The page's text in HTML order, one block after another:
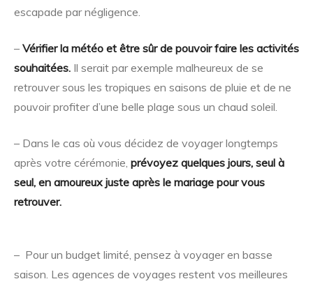
escapade par négligence.
– Vérifier la météo et être sûr de pouvoir faire les activités
souhaitées. Il serait par exemple malheureux de se
retrouver sous les tropiques en saisons de pluie et de ne
pouvoir profiter d’une belle plage sous un chaud soleil.
– Dans le cas où vous décidez de voyager longtemps
après votre cérémonie, prévoyez quelques jours, seul à
seul, en amoureux juste après le mariage pour vous
retrouver.
– Pour un budget limité, pensez à voyager en basse
saison. Les agences de voyages restent vos meilleures